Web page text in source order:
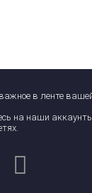
в ленте
на наши